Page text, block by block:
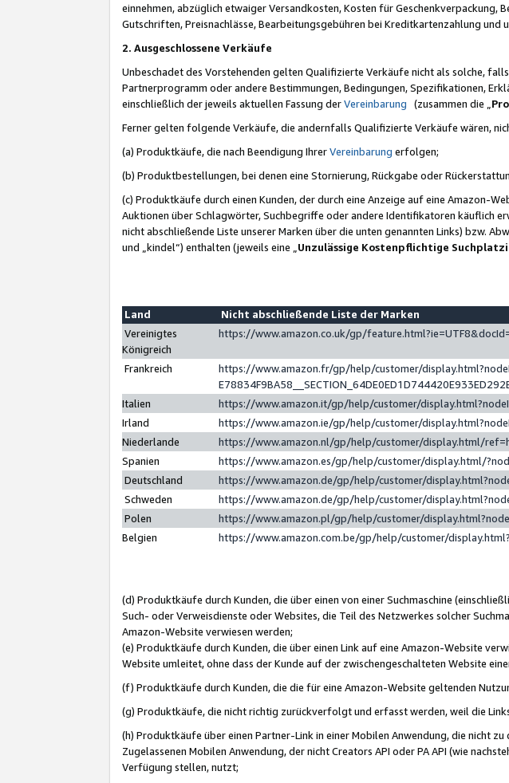
einnehmen, abzüglich etwaiger Versandkosten, Kosten für Geschenkverpackung,
Gutschriften, Preisnachlässe, Bearbeitungsgebühren bei Kreditkartenzahlung und
2. Ausgeschlossene Verkäufe
Unbeschadet des Vorstehenden gelten Qualifizierte Verkäufe nicht als solche,
Partnerprogramm oder andere Bestimmungen, Bedingungen, Spezifikationen,
einschließlich der jeweils aktuellen Fassung derVereinbarung (zusammen die „
Ferner gelten folgende Verkäufe, die andernfalls Qualifizierte Verkäufe wären,
(a) Produktkäufe, die nach Beendigung IhrerVereinbarung erfolgen;
(b) Produktbestellungen, bei denen eine Stornierung, Rückgabe oder
(c) Produktkäufe durch einen Kunden, der durch eine Anzeige auf eine Amazon-
Auktionen über Schlagwörter, Suchbegriffe oder andere Identifikatoren käuflich
nicht abschließende Liste unserer Marken über die unten genannten Links) bzw.
und „kindel“) enthalten (jeweils eine „ Unzulässige Kostenpflichtige
Land
Nicht abschließende Liste der Marken
Vereinigtes
Königreich
https://www.amazon.co.uk/gp/
Frankreich
https://www.amazon.fr/gp/help/customer/
Italien
https://www.amazon.it/gp/help/customer/
Irland
https://www.amazon.ie/gp/help/customer/
Niederlande
https://www.amazon.nl/gp/help/customer/display.html/
Spanien
https://www.amazon.es/gp/help/customer/display.html/
Deutschland
https://www.amazon.de/gp/help/customer/
Schweden
https://www.amazon.de/gp/help/customer/
Polen
https://www.amazon.pl/gp/help/customer/
Belgien
https://www.amazon.com.be/gp/help/customer/
(d) Produktkäufe durch Kunden, die über einen von einer Suchmaschine
Such- oder Verweisdienste oder Websites, die Teil des Netzwerkes solcher
Amazon-Website verwiesen werden;
(e) Produktkäufe durch Kunden, die über einen Link auf eine Amazon-Website
Website umleitet, ohne dass der Kunde auf der zwischengeschalteten Website
(f) Produktkäufe durch Kunden, die die für eine Amazon-Website geltenden
(g) Produktkäufe, die nicht richtig zurückverfolgt und erfasst werden, weil die
(h) Produktkäufe über einen Partner-Link in einer Mobilen Anwendung, die nicht
Zugelassenen Mobilen Anwendung, der nicht Creators API oder PA API (wie
Verfügung stellen, nutzt;